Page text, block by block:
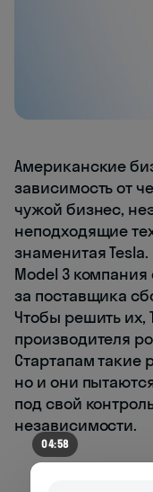
Американские
зависимость от
чужой бизнес,
неподходящие
знаменитая
Model 3
за поставщика
Чтобы решить их,
производителя
Стартапам такие
но и они
под свой
независимости.
04:53